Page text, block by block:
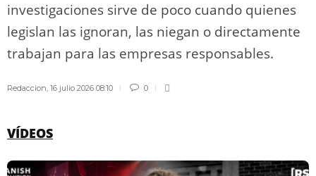
investigaciones sirve de poco cuando quienes
legislan las ignoran, las niegan o directamente
trabajan para las empresas responsables.
Redaccion, 16 julio 2026 08:10 0
VÍDEOS